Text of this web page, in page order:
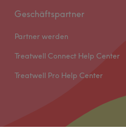
Geschäftspartner
Partner werden
Treatwell Connect Help Center
Treatwell Pro Help Center